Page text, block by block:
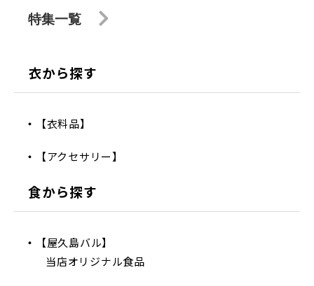
特集一覧
衣から探す
【衣料品】
【アクセサリー】
食から探す
【屋久島バル】
当店オリジナル食品